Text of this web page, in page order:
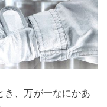
き、万が一なにかあ